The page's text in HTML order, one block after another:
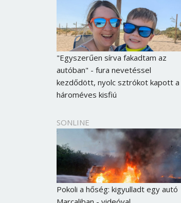
"Egyszerűen sírva fakadtam az
autóban" - fura nevetéssel
kezdődött, nyolc sztrókot kapott a
hároméves kisfiú
SONLINE
Pokoli a hőség: kigyulladt egy autó